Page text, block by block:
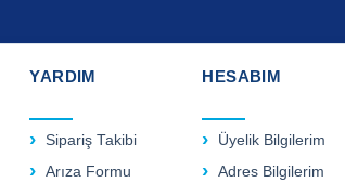
YARDIM
Sipariş Takibi
Arıza Formu
HESABIM
Üyelik Bilgilerim
Adres Bilgilerim